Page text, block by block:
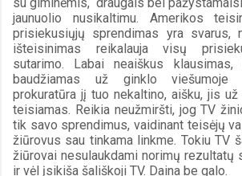
jaunuolio nusikaltimu. Amerikos
prisiekusiųjų sprendimas yra svarus,
išteisinimas reikalauja visų
sutarimo. Labai neaiškus
baudžiamas už ginklo viešumoje
prokuratūra jį tuo nekaltino, aišku, jis
teisiamas. Reikia neužmiršti, jog TV
tik savo sprendimus, vaidinant teisėjų
žiūrovus sau tinkama linkme. Tokiu TV
žiūrovai nesulaukdami norimų rezultatų
ir vėl įsikiša šališkoji TV. Daina be galo.